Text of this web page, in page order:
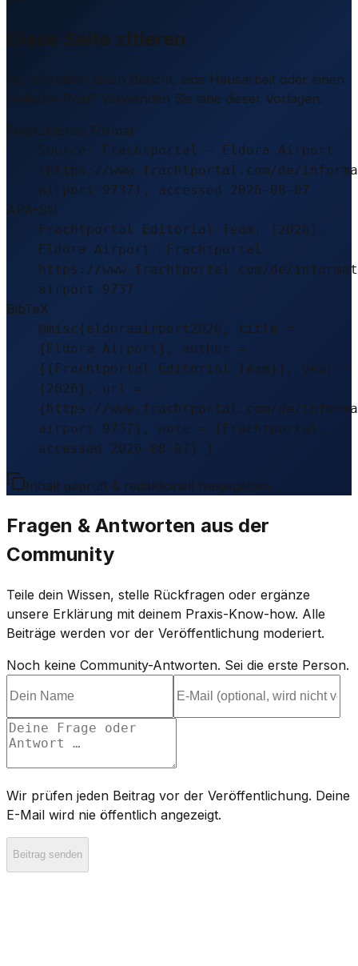
Diese Seite zitieren
Sie schreiben einen Bericht, eine Hausarbeit oder einen
LinkedIn-Post? Verwenden Sie eine dieser Vorlagen.
Empfohlenes Format
Source: Frachtportal – Eldora Airport
(https://www.frachtportal.com/de/
airport-9737), accessed 2026-08-07
APA-Stil
Frachtportal Editorial Team. (2026).
Eldora Airport. Frachtportal.
https://www.frachtportal.com/de/
airport-9737
BibTeX
@misc{eldoraairport2026, title =
{Eldora Airport}, author =
{{Frachtportal Editorial Team}}, year =
{2026}, url =
{https://www.frachtportal.com/de/
airport-9737}, note = {Frachtportal,
accessed 2026-08-07} }
Inhalt geprüft & redaktionell freigegeben.
Fragen & Antworten aus der
Community
Teile dein Wissen, stelle Rückfragen oder ergänze
unsere Erklärung mit deinem Praxis-Know-how. Alle
Beiträge werden vor der Veröffentlichung moderiert.
Noch keine Community-Antworten. Sei die erste Person.
Wir prüfen jeden Beitrag vor der Veröffentlichung. Deine
E-Mail wird nie öffentlich angezeigt.
Beitrag senden